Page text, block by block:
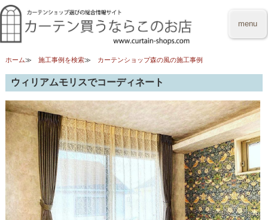
menu
ホーム 施工事例を検索 カーテンショップ森の風の施工事例
ウィリアムモリスでコーディネート